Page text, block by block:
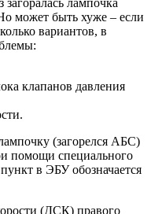
лампочка
может быть хуже – если
вариантов, в
клапанов давления
(загорелся АБС)
помощи специального
в ЭБУ обозначается
(ДСК) правого